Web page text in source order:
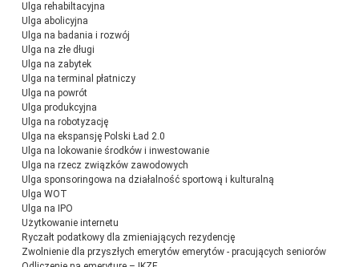
Ulga rehabiltacyjna
Ulga abolicyjna
Ulga na badania i rozwój
Ulga na złe długi
Ulga na zabytek
Ulga na terminal płatniczy
Ulga na powrót
Ulga produkcyjna
Ulga na robotyzację
Ulga na ekspansję Polski Ład 2.0
Ulga na lokowanie środków i inwestowanie
Ulga na rzecz związków zawodowych
Ulga sponsoringowa na działalność sportową i kulturalną
Ulga WOT
Ulga na IPO
Użytkowanie internetu
Ryczałt podatkowy dla zmieniających rezydencję
Zwolnienie dla przyszłych emerytów emerytów - pracujących seniorów